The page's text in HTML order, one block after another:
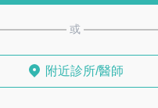
或
附近診所/醫師